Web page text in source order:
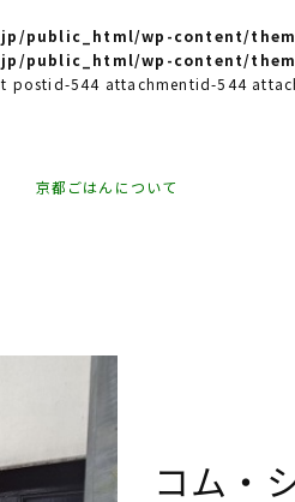
public_html/wp-content/
public_html/wp-content/
544 attachmentid-544
京都ごはんについて
コム・